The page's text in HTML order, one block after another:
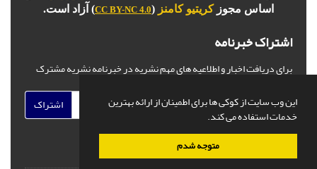
این وب سایت از کوکی ها برای اطمینان از ارائه بهترین
خدمات استفاده می کند.
متوجه شدم
اساس مجوزکریتیو کامنز (
CC BY-NC 4.0) آزاد است.
اشتراک خبرنامه
برای دریافت اخبار و اطلاعیه های مهم نشریه در خبرنامه نشریه مشترک
اشتراک